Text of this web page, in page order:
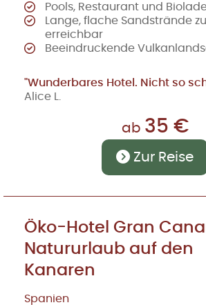
Pools, Restaurant und
Lange, flache Sandstrände
erreichbar
Beeindruckende
"Wunderbares Hotel. Nicht so
Alice L.
ab 35 €
Zur Reise
Öko-Hotel Gran
Natururlaub auf den
Kanaren
Spanien